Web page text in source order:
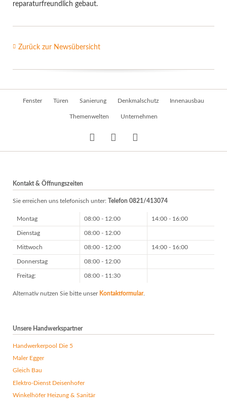
reparaturfreundlich gebaut.
Zurück zur Newsübersicht
Fenster Türen Sanierung Denkmalschutz Innenausbau
Themenwelten Unternehmen
Kontakt & Öffnungszeiten
Sie erreichen uns telefonisch unter: Telefon 0821/413074
Montag 08:00 - 12:00 14:00 - 16:00
Dienstag 08:00 - 12:00
Mittwoch 08:00 - 12:00 14:00 - 16:00
Donnerstag 08:00 - 12:00
Freitag: 08:00 - 11:30
Alternativ nutzen Sie bitte unser Kontaktformular.
Unsere Handwerkspartner
Handwerkerpool Die 5
Maler Egger
Gleich Bau
Elektro-Dienst Deisenhofer
Winkelhöfer Heizung & Sanitär